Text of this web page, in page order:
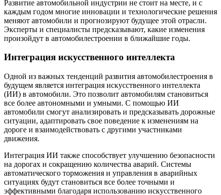
Развитие автомобильной индустрии не стоит на месте, и с
каждым годом многие инновации и технологические решения
меняют автомобили и прогнозируют будущее этой отрасли.
Эксперты и специалисты предсказывают, какие изменения
произойдут в автомобилестроении в ближайшие годы.
Интеграция искусственного интеллекта
Одной из важных тенденций развития автомобилестроения в
будущем является интеграция искусственного интеллекта
(ИИ) в автомобили. Это позволит автомобилям становиться
все более автономными и умными. С помощью ИИ
автомобили смогут анализировать и предсказывать дорожные
ситуации, адаптировать свое поведение к изменениям на
дороге и взаимодействовать с другими участниками
движения.
Интеграция ИИ также способствует улучшению безопасности
на дорогах и сокращению количества аварий. Системы
автоматического торможения и управления в аварийных
ситуациях будут становиться все более точными и
эффективными благодаря использованию искусственного